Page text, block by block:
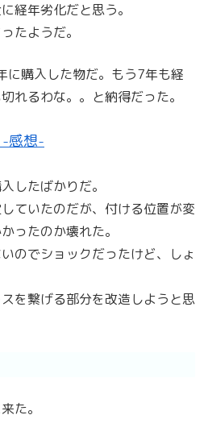
経年劣化だと思う。
たようだ。
に購入した物だ。もう7年も経
れるわな。。と納得だった。
-感想-
したばかりだ。
ていたのだが、付ける位置が変
ったのか壊れた。
のでショックだったけど、しょ
を繋げる部分を改造しようと思
た。